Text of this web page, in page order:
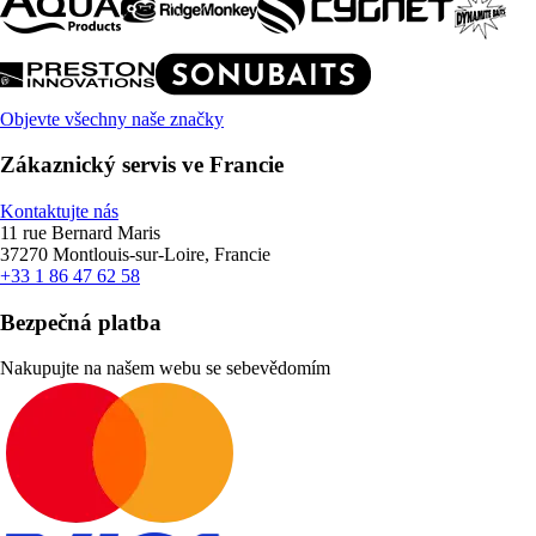
Objevte všechny naše značky
Zákaznický servis ve Francie
Kontaktujte nás
11 rue Bernard Maris
37270 Montlouis-sur-Loire, Francie
+33 1 86 47 62 58
Bezpečná platba
Nakupujte na našem webu se sebevědomím